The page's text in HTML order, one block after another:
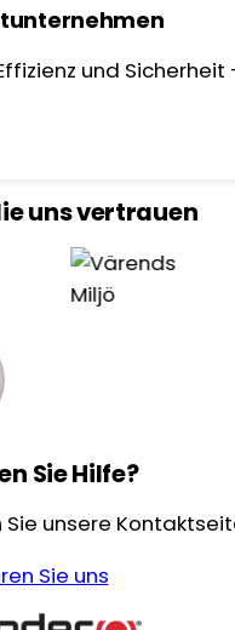
und
uns vertrauen
Sie Hilfe?
Sie unsere
Sie uns